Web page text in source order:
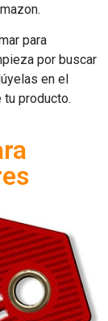
para
por buscar
en el
producto.